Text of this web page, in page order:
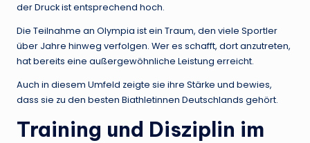
der Druck ist entsprechend hoch.
Die Teilnahme an Olympia ist ein Traum, den viele Sportler
über Jahre hinweg verfolgen. Wer es schafft, dort anzutreten,
hat bereits eine außergewöhnliche Leistung erreicht.
Auch in diesem Umfeld zeigte sie ihre Stärke und bewies,
dass sie zu den besten Biathletinnen Deutschlands gehört.
Training und Disziplin im